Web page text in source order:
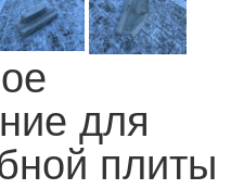
для
плиты